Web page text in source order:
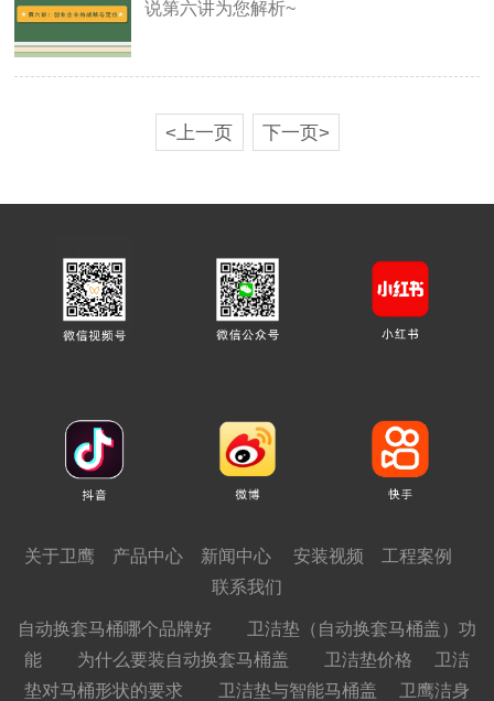
说第六讲为您解析~
<上一页 下一页>
关于卫鹰 产品中心 新闻中心 安装视频
工程案例
联系我们
自动换套马桶哪个品牌好
卫洁垫（自动换套马桶盖）功
能
为什么要装自动换套马桶盖 卫洁垫价格
卫洁
垫对马桶形状的要求
卫洁垫与智能马桶盖
卫鹰洁身